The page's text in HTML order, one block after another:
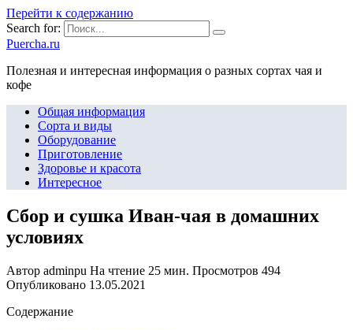
Перейти к содержанию
Search for:
Puercha.ru
Полезная и интересная информация о разных сортах чая и
кофе
Общая информация
Сорта и виды
Оборудование
Приготовление
Здоровье и красота
Интересное
Сбор и сушка Иван-чая в домашних
условиях
Автор adminpu На чтение 25 мин. Просмотров 494
Опубликовано 13.05.2021
Содержание